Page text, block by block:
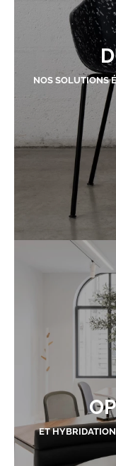
NOS SOLUTIONS
ET